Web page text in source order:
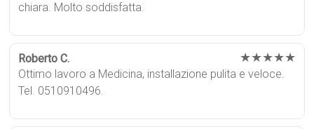
chiara. Molto soddisfatta.
Roberto C. ★★★★★
Ottimo lavoro a Medicina, installazione pulita e veloce.
Tel. 0510910496.